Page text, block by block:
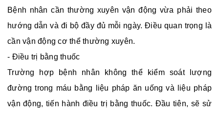
Bệnh nhân cần thường xuyên vận động vừa phải theo
hướng dẫn và đi bộ đầy đủ mỗi ngày. Điều quan trọng là
cần vận động cơ thể thường xuyên.
- Điều trị bằng thuốc
Trường hợp bệnh nhân không thể kiểm soát lượng
đường trong máu bằng liệu pháp ăn uống và liệu pháp
vận động, tiến hành điều trị bằng thuốc. Đầu tiên, sẽ sử